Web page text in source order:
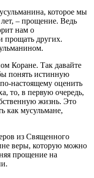
которое мы
– прощение. Ведь
нам о
прощать других.
Коране. Так давайте
понять истинную
настоящему оценить
то, в первую очередь,
жизнь. Это
как мусульмане,
из Священного
веры, которую можно
прощение на